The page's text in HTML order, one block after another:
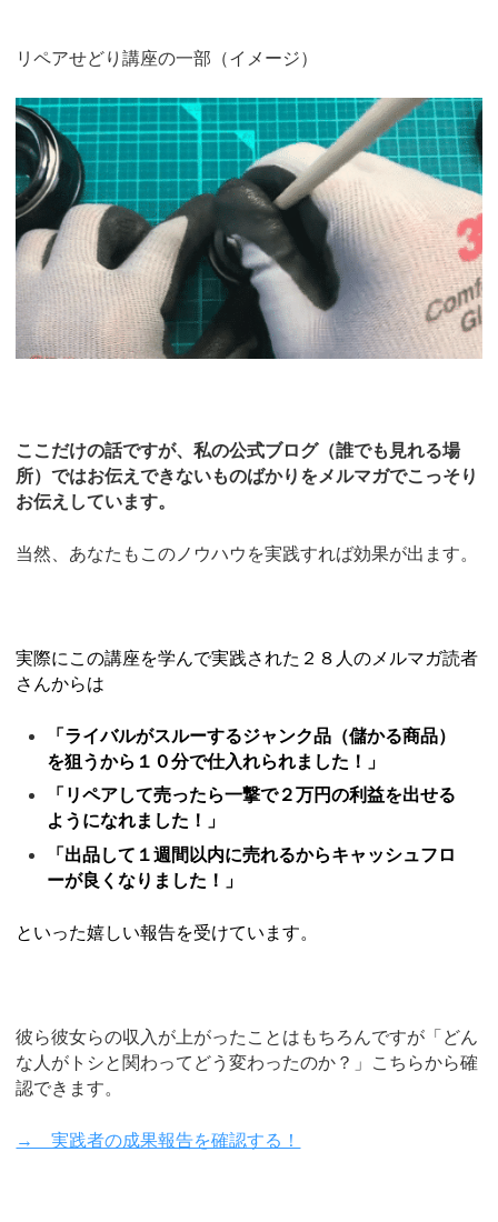
リペアせどり講座の一部（イメージ）
ここだけの話ですが、私の公式ブログ（誰でも見れる場
所）ではお伝えできないものばかりをメルマガでこっそり
お伝えしています。
当然、あなたもこのノウハウを実践すれば効果が出ます。
実際にこの講座を学んで実践された２８人のメルマガ読者
さんからは
「ライバルがスルーするジャンク品（儲かる商品）
を狙うから１０分で仕入れられました！」
「リペアして売ったら一撃で２万円の利益を出せる
ようになれました！」
「出品して１週間以内に売れるからキャッシュフロ
ーが良くなりました！」
といった嬉しい報告を受けています。
彼ら彼女らの収入が上がったことはもちろんですが「どん
な人がトシと関わってどう変わったのか？」こちらから確
認できます。
→ 実践者の成果報告を確認する！